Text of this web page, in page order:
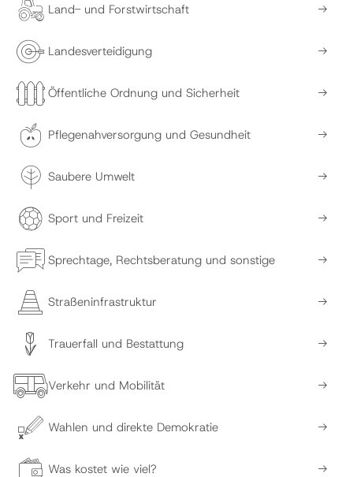
Land- und Forstwirtschaft
Landesverteidigung
Öffentliche Ordnung und Sicherheit
Pflegenahversorgung und Gesundheit
Saubere Umwelt
Sport und Freizeit
Sprechtage, Rechtsberatung und sonstige
Straßeninfrastruktur
Trauerfall und Bestattung
Verkehr und Mobilität
Wahlen und direkte Demokratie
Was kostet wie viel?